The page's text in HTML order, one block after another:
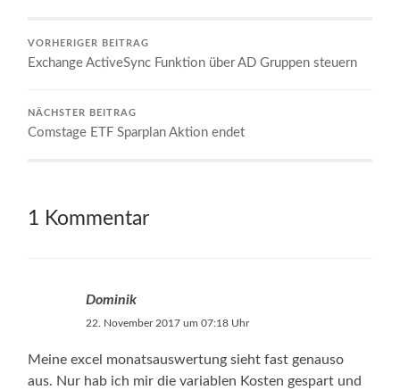
VORHERIGER BEITRAG
Exchange ActiveSync Funktion über AD Gruppen steuern
NÄCHSTER BEITRAG
Comstage ETF Sparplan Aktion endet
1 Kommentar
Dominik
22. November 2017 um 07:18 Uhr
Meine excel monatsauswertung sieht fast genauso
aus. Nur hab ich mir die variablen Kosten gespart und